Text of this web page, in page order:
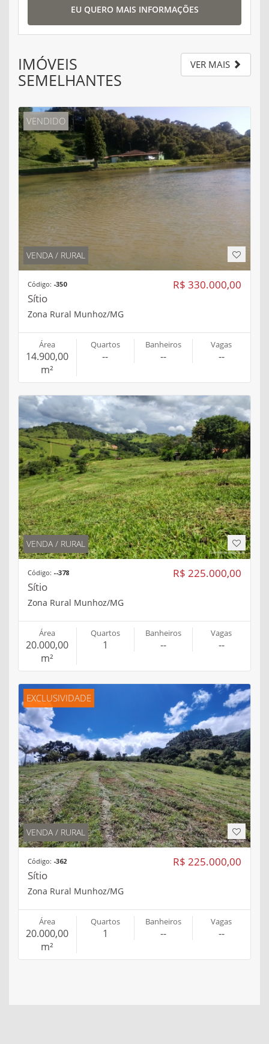
EU QUERO MAIS INFORMAÇÕES
IMÓVEIS
SEMELHANTES
VER MAIS
VENDIDO
VENDA / RURAL
R$ 330.000,00
Código: -350
Sítio
Zona Rural Munhoz/MG
Área
14.900,00
m²
Quartos
--
Banheiros
--
Vagas
--
VENDA / RURAL
R$ 225.000,00
Código: --378
Sítio
Zona Rural Munhoz/MG
Área
20.000,00
m²
Quartos
1
Banheiros
--
Vagas
--
EXCLUSIVIDADE
VENDA / RURAL
R$ 225.000,00
Código: -362
Sítio
Zona Rural Munhoz/MG
Área
20.000,00
m²
Quartos
1
Banheiros
--
Vagas
--